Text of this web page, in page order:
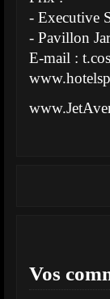
- Executive
- Pavillon
E-mail :
Vos